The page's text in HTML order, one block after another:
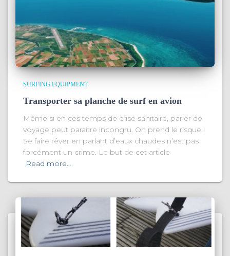
SURFING EQUIPMENT
Transporter sa planche de surf en avion
Même si en ces temps de crise sanitaire, parler de
voyage peut paraitre incongru. On prend le risque !
Se faire rêver en parlant d’eaux chaudes n’est pas
forcément un crime. Le but de cet article
Read more…